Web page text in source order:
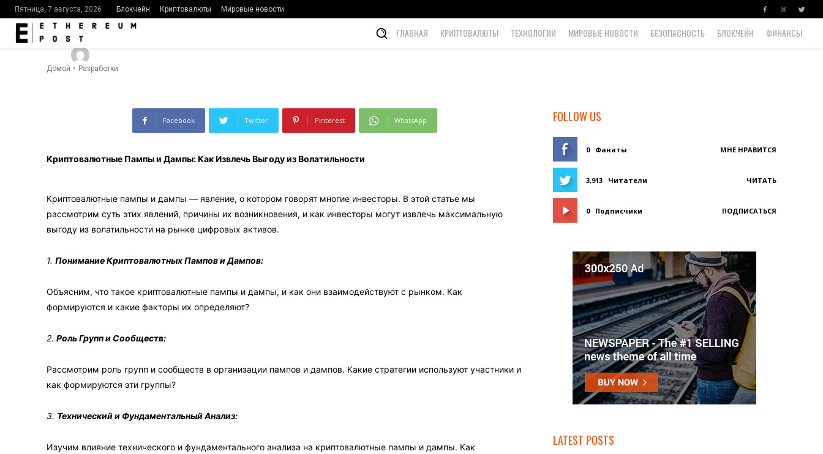
Пятница, 7 августа, 2026 Блокчейн Криптовалюты Мировые новости
ГЛАВНАЯ КРИПТОВАЛЮТЫ ТЕХНОЛОГИИ МИРОВЫЕ НОВОСТИ БЕЗОПАСНОСТЬ БЛОКЧЕЙН ФИНАНСЫ
Домой Разработки
из Волатильности
Facebook Twitter Pinterest WhatsApp
Криптовалютные Пампы и Дампы: Как Извлечь Выгоду из Волатильности
Криптовалютные пампы и дампы — явление, о котором говорят многие инвесторы. В этой статье мы
рассмотрим суть этих явлений, причины их возникновения, и как инвесторы могут извлечь максимальную
выгоду из волатильности на рынке цифровых активов.
1. Понимание Криптовалютных Пампов и Дампов:
Объясним, что такое криптовалютные пампы и дампы, и как они взаимодействуют с рынком. Как
формируются и какие факторы их определяют?
2. Роль Групп и Сообществ:
Рассмотрим роль групп и сообществ в организации пампов и дампов. Какие стратегии используют участники и
как формируются эти группы?
3. Технический и Фундаментальный Анализ:
Изучим влияние технического и фундаментального анализа на криптовалютные пампы и дампы. Как
FOLLOW US
0 Фанаты МНЕ НРАВИТСЯ
3,913 Читатели ЧИТАТЬ
0 Подписчики ПОДПИСАТЬСЯ
LATEST POSTS